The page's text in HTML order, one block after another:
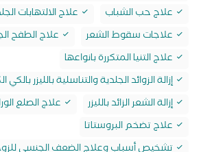
‏علاج حب الشباب
‏علاج الالتهابات
‏علاجات سقوط الشعر
‏علاج الطفح
‏علاج التنيا المتكررة بانواعها
‏إزالة الزوائد الجلدية والتناسلية بالليزر بالكي
‏إزالة الشعر الزائد بالليزر
‏علاج الصلع
‏علاج تضخم البروستاتا